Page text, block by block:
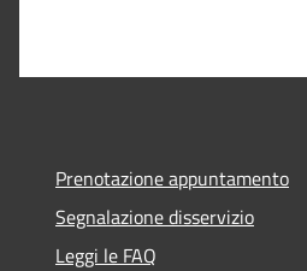
Prenotazione appuntamento
Segnalazione disservizio
Leggi le FAQ